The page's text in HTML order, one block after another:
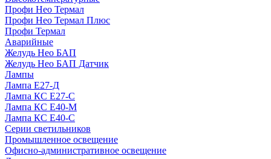
Профи Нео Термал
Профи Нео Термал Плюс
Профи Термал
Аварийные
Желудь Нео БАП
Желудь Нео БАП Датчик
Лампы
Лампа Е27-Д
Лампа КС Е27-С
Лампа КС Е40-М
Лампа КС Е40-С
Серии светильников
Промышленное освещение
Офисно-административное освещение